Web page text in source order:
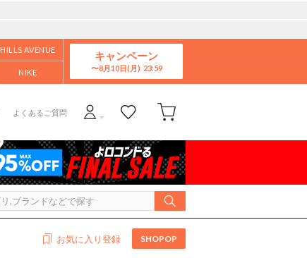
HILLS AVENUE
NIKE
キャンペーン
8月10日(月)
よくあるご質問
お気に入り登録 SHOPOP